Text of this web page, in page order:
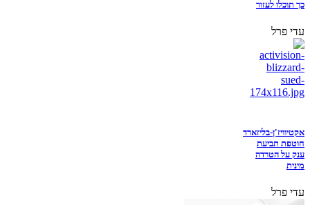
כך תוכלו לעזור
עדי פרל
אקטיוויז'ן-בליזארד
חוטפת תביעת
ענק על הטרדה
מינית
עדי פרל